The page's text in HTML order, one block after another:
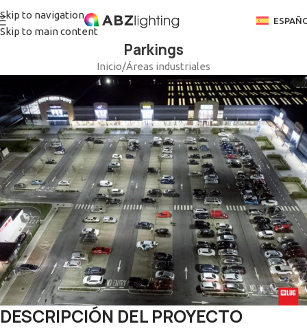
Skip to navigation
Skip to main content
Parkings
Inicio/Áreas industriales
DESCRIPCIÓN DEL PROYECTO